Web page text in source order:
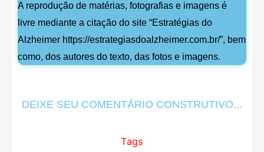
A reprodução de matérias, fotografias e imagens é
livre mediante a citação do site “Estratégias do
Alzheimer https://estrategiasdoalzheimer.com.br/”, bem
como, dos autores do texto, das fotos e imagens.
DEIXE SEU COMENTÁRIO CONSTRUTIVO...
Tags